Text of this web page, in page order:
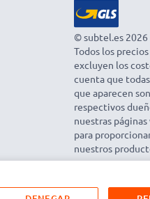
© subtel.es 2026
Todos los
excluyen los
cuenta que
que aparecen
respectivos
nuestras
para
nuestros